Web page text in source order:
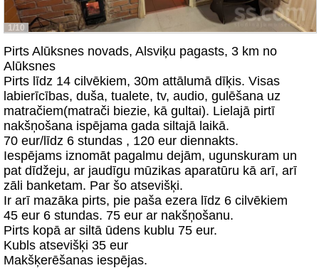
1/10
Pirts Alūksnes novads, Alsviķu pagasts, 3 km no
Alūksnes
Pirts līdz 14 cilvēkiem, 30m attālumā dīķis. Visas
labierīcības, duša, tualete, tv, audio, gulēšana uz
matračiem(matrači biezie, kā gultai). Lielajā pirtī
nakšņošana ispējama gada siltajā laikā.
70 eur/līdz 6 stundas , 120 eur diennakts.
Iespējams iznomāt pagalmu dejām, ugunskuram un
pat dīdžeju, ar jaudīgu mūzikas aparatūru kā arī, arī
zāli banketam. Par šo atsevišķi.
Ir arī mazāka pirts, pie paša ezera līdz 6 cilvēkiem
45 eur 6 stundas. 75 eur ar nakšņošanu.
Pirts kopā ar siltā ūdens kublu 75 eur.
Kubls atsevišķi 35 eur
Makšķerēšanas iespējas.